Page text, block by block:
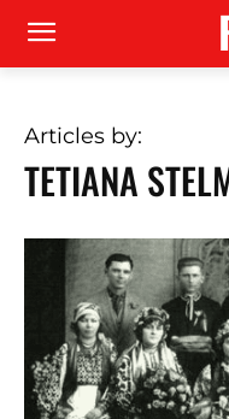
Articles by:
TETIANA